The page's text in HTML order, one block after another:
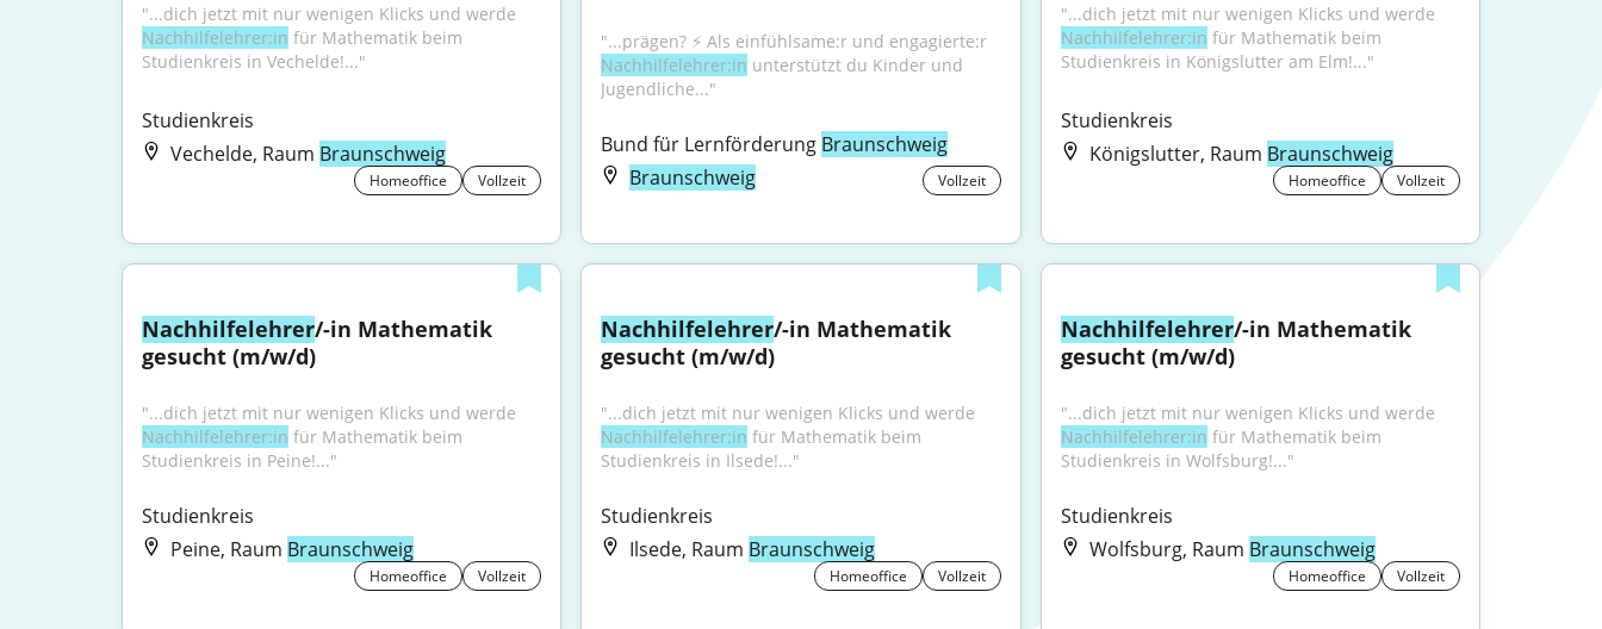
Nachhilfelehrer:in für Mathematik beim
Studienkreis in Vechelde!..."
Studienkreis
Vechelde, Raum Braunschweig
Homeoffice Vollzeit
Nachhilfelehrer:in unterstützt du Kinder und
Jugendliche..."
Bund für Lernförderung Braunschweig
Braunschweig
Vollzeit
Nachhilfelehrer:in für Mathematik beim
Studienkreis in Königslutter am Elm!..."
Studienkreis
Königslutter, Raum Braunschweig
Homeoffice Vollzeit
Nachhilfelehrer/-in Mathematik
gesucht (m/w/d)
Nachhilfelehrer:in für Mathematik beim
Studienkreis in Peine!..."
Studienkreis
Peine, Raum Braunschweig
Homeoffice Vollzeit
Nachhilfelehrer/-in Mathematik
gesucht (m/w/d)
Nachhilfelehrer:in für Mathematik beim
Studienkreis in Ilsede!..."
Studienkreis
Ilsede, Raum Braunschweig
Homeoffice Vollzeit
Nachhilfelehrer/-in Mathematik
gesucht (m/w/d)
Nachhilfelehrer:in für Mathematik beim
Studienkreis in Wolfsburg!..."
Studienkreis
Wolfsburg, Raum Braunschweig
Homeoffice Vollzeit